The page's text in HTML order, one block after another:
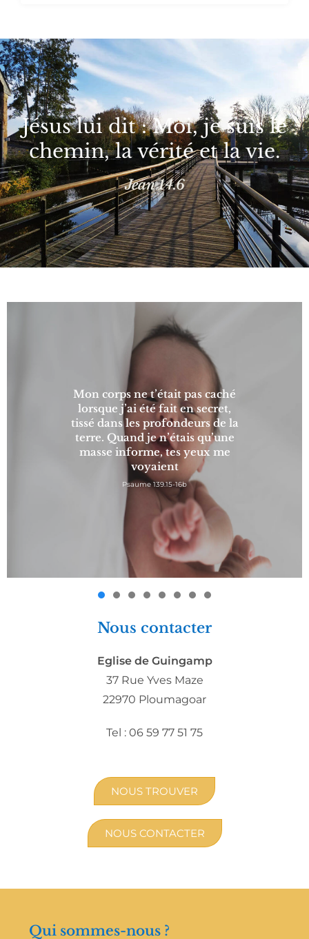
Jésus lui dit : Moi, je suis le
chemin, la vérité et la vie.
Jean 14.6
Mon corps ne t’était pas caché
lorsque j’ai été fait en secret,
tissé dans les profondeurs de la
terre. Quand je n’étais qu’une
masse informe, tes yeux me
voyaient
Psaume 139.15-16b
Nous contacter
Eglise de Guingamp
37 Rue Yves Maze
22970 Ploumagoar
Tel : 06 59 77 51 75
NOUS TROUVER
NOUS CONTACTER
Qui sommes-nous ?